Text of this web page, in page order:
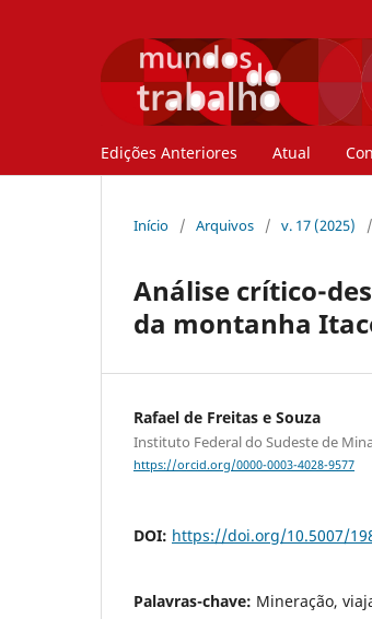
Edições Anteriores Atual
Início / Arquivos / v. 17 (2025) /
Análise crítico-
da montanha
Rafael de Freitas e Souza
Instituto Federal do Sudeste de
https://orcid.org/0000-0003-4028-9577
DOI: https://doi.org/10.5007/
Palavras-chave: Mineração,